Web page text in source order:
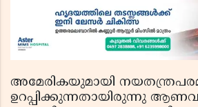
അമേരികയുമായി
ഉറപ്പിക്കുന്നതായിരുന്നു